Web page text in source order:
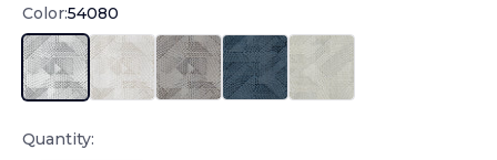
Color:54080
54080
54081 54082 54083 54084
Quantity: